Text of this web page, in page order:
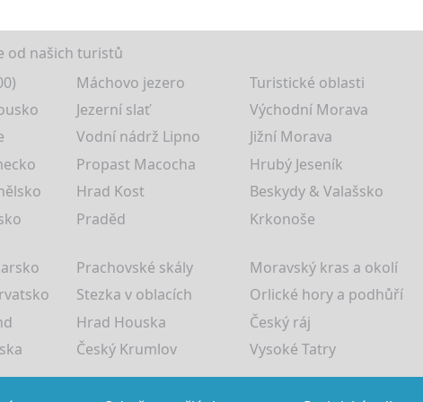
od našich turistů
Máchovo jezero Turistické oblasti
Jezerní slať Východní Morava
Vodní nádrž Lipno Jižní Morava
Propast Macocha Hrubý Jeseník
Hrad Kost Beskydy & Valašsko
Praděd Krkonoše
Prachovské skály Moravský kras a okolí
Stezka v oblacích Orlické hory a podhůří
Hrad Houska Český ráj
Český Krumlov Vysoké Tatry